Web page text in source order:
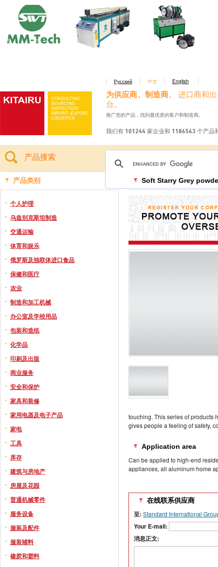
Русский 中文 English
为供应商、制造商、
进口商和
台。
推广您的产品，找到最优质的客户和制造商。
我们有 101244 家企业和 1186563 个产品
产品搜索
产品类别
个人护理
乌兹别克斯坦制造
交通运输
体育和娱乐
俄罗斯及独联体进口食品
保健和医疗
农业
制造和加工机械
办公室及学校用品
包装和造纸
化学品
印刷及出版
商业服务
安全和保护
家具和装修
家用电器及电子产品
家电
工具
库存
建筑与房地产
房屋及花园
普通机械零件
服务设备
服装及配件
服装辅料
橡胶和塑料
Soft Starry Grey
touching. This series of products
gives people a feeling of safety,
Application area
Can be applied to high-end
appliances, all aluminum home
在线联系供应商
至: Standard International
Your E-mail:
消息正文: